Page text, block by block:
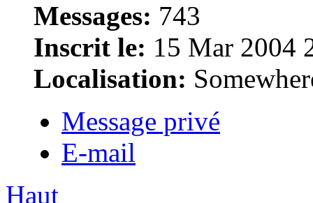
Messages: 743
Inscrit le: 15 Mar 2004
Localisation:
Message privé
E-mail
Haut